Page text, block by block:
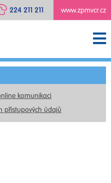
www.zpmvcr.cz
224 211 211
komunikaci
přístupových údajů